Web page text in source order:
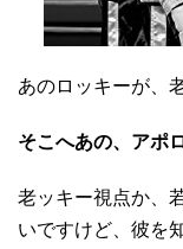
あのロッキーが、
そこへあの、アポ
老ッキー視点か、
いですけど、彼を